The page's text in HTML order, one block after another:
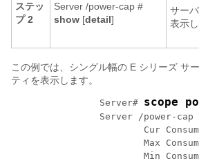
ステッ
プ 2
Server /power-cap #
show [detail]
サー
表示し
この例では、シングル幅の E シリーズ サ
ティを表示します。
		Server#
scope
Server /power-cap